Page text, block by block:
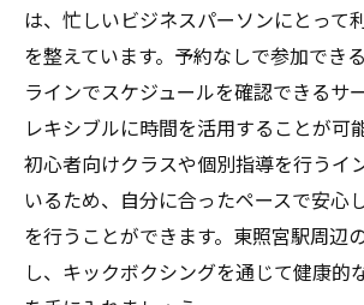
は、忙しいビジネスパーソンにとって
を整えています。予約なしで参加でき
ラインでスケジュールを確認できるサ
レキシブルに時間を活用することが可
初心者向けクラスや個別指導を行うイ
いるため、自分に合ったペースで安心
を行うことができます。東照宮駅周辺
し、キックボクシングを通じて健康的